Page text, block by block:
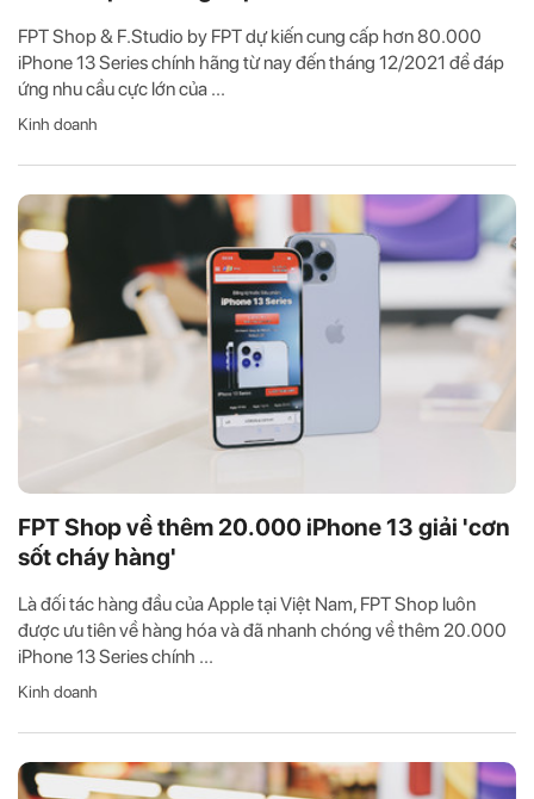
FPT Shop & F.Studio by FPT dự kiến cung cấp hơn 80.000
iPhone 13 Series chính hãng từ nay đến tháng 12/2021 để đáp
ứng nhu cầu cực lớn của ...
Kinh doanh
FPT Shop về thêm 20.000 iPhone 13 giải 'cơn
sốt cháy hàng'
Là đối tác hàng đầu của Apple tại Việt Nam, FPT Shop luôn
được ưu tiên về hàng hóa và đã nhanh chóng về thêm 20.000
iPhone 13 Series chính ...
Kinh doanh